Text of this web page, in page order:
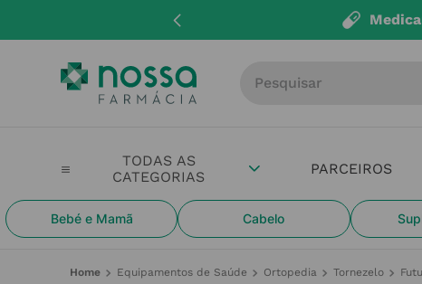
PARCEIROS
Bebé e Mamã Cabelo
Equipamentos de Saúde Ortopedia Tornezelo